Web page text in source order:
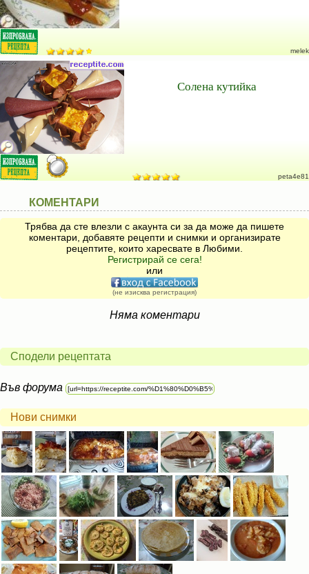
melek
Солена кутийка
peta4e81
КОМЕНТАРИ
Трябва да сте влезли с акаунта си за да може да пишете
коментари, добавяте рецепти и снимки и организирате
рецептите, които харесвате в Любими.
Регистрирай се сега!
или
(не изисква регистрация)
Няма коментари
Сподели рецептата
Във форума
Нови снимки